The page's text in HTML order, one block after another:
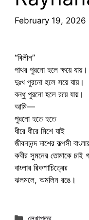
February 19, 2026
“বিলীন”
পাথর পুরনো হলে ক্ষয়ে যায়।
দুঃখ পুরনো হলে সয়ে যায়।
বন্ধু পুরনো হলে রয়ে যায়।
আমি—
পুরনো হতে হতে
ধীরে ধীরে মিশে যাই
জীবনানন্দ দাশের রূপসী
কবীর সুমনের তোমাকে চাই
বাংলার রিকশাচিত্রের
ঝলমলে, অমলিন রঙে।
Categories